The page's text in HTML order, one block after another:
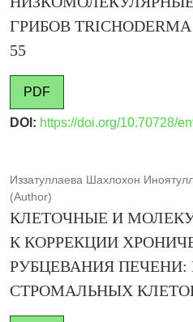
ГРИБОВ
55
PDF
DOI: https://doi.org/10.70728/
Иззатуллаева Шахлохон
(Author)
КЛЕТОЧНЫЕ И
К КОРРЕКЦИИ
РУБЦЕВАНИЯ
СТРОМАЛЬНЫХ